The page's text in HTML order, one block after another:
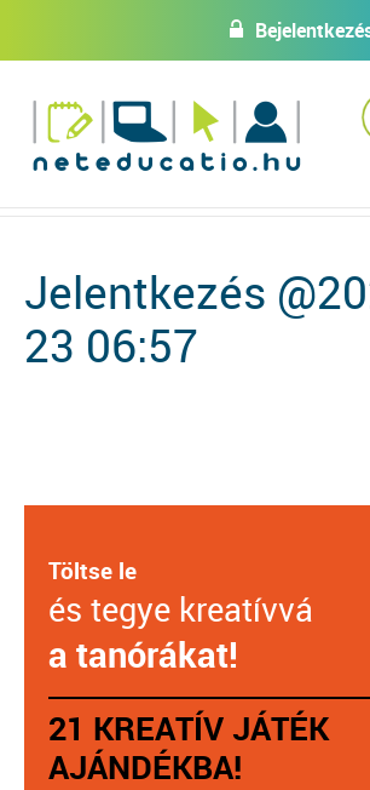
w
Jelentkezés
23 06:57
Töltse le
és tegye kreatívvá
a tanórákat!
21 KREATÍV JÁTÉK
AJÁNDÉKBA!